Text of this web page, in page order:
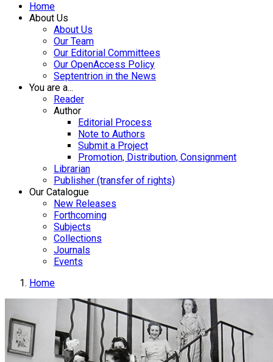
Home
About Us
About Us
Our Team
Our Editorial Committees
Our OpenAccess Policy
Septentrion in the News
You are a...
Reader
Author
Editorial Process
Note to Authors
Submit a Project
Promotion, Distribution, Consignment
Librarian
Publisher (transfer of rights)
Our Catalogue
New Releases
Forthcoming
Subjects
Collections
Journals
Events
Home